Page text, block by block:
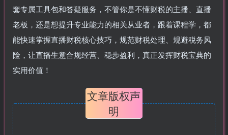
套专属工具包和答疑服务，不管你是不懂财税的主播、直播
老板，还是想提升专业能力的相关从业者，跟着课程学，都
能快速掌握直播财税核心技巧，规范财税处理、规避税务风
险，让直播生意合规经营、稳步盈利，真正发挥财税宝典的
实用价值！
文章版权声
明